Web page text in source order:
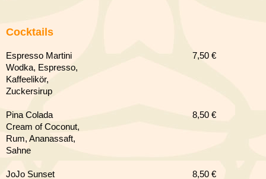
Cocktails
Espresso Martini
Wodka, Espresso,
Kaffeelikör,
Zuckersirup
7,50 €
Pina Colada
Cream of Coconut,
Rum, Ananassaft,
Sahne
8,50 €
JoJo Sunset
8,50 €